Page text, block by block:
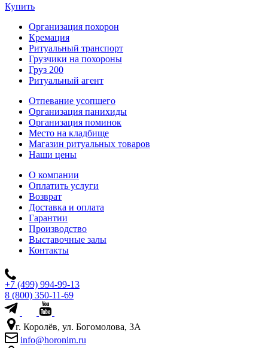
Купить
Организация похорон
Кремация
Ритуальный транспорт
Грузчики на похороны
Груз 200
Ритуальный агент
Отпевание усопшего
Организация панихиды
Организация поминок
Место на кладбище
Магазин ритуальных товаров
Наши цены
О компании
Оплатить услуги
Возврат
Доставка и оплата
Гарантии
Производство
Выставочные залы
Контакты
+7 (499) 994-99-13
8 (800) 350-11-69
г. Королёв, ул. Богомолова, 3А
info@horonim.ru